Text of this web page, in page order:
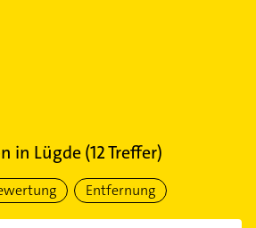
in Lügde(12Treffer)
Entfernung